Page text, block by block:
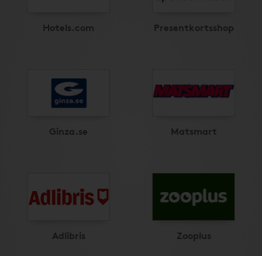
Hotels.com Presentkortsshop
Ginza.se Matsmart
Adlibris Zooplus